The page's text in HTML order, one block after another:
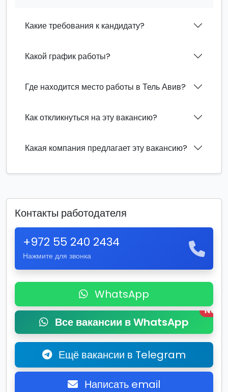
Какие требования к кандидату?
Какой график работы?
Где находится место работы в Тель Авив?
Как откликнуться на эту вакансию?
Какая компания предлагает эту вакансию?
Контакты работодателя
+972 55 240 2434
Нажмите для звонка
WhatsApp
Все вакансии в WhatsApp
New
Ещё вакансии в Telegram
Написать email